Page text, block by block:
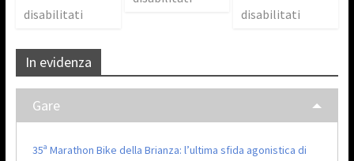
disabilitati
disabilitati
In evidenza
Gare
35ª Marathon Bike della Brianza: l’ultima sfida agonistica di